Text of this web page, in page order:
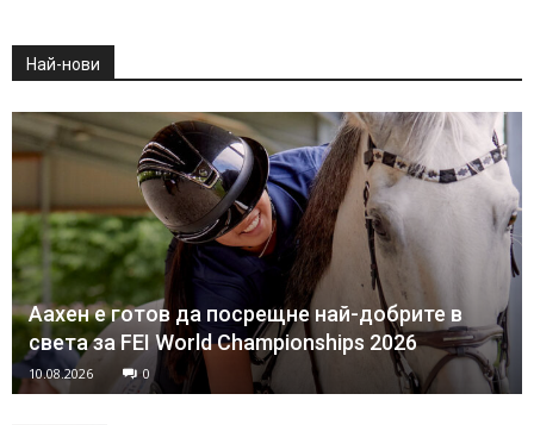
Най-нови
Аахен е готов да посрещне най-добрите в
света за FEI World Championships 2026
10.08.2026 0